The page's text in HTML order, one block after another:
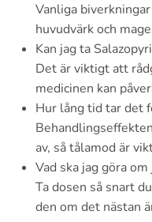
Vanliga
huvudvärk och
Kan jag ta
Det är viktigt att
medicinen kan
Hur lång tid tar det
av, så tålamod är
Vad ska jag göra
Ta dosen så snart
den om det nästan